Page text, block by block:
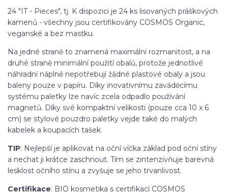
24 "IT - Pieces", tj. K dispozici je 24 ks lisovaných práškových
kamenů - všechny jsou certifikovány COSMOS Organic,
veganské a bez mastku.
Na jedné straně to znamená maximální rozmanitost, a na
druhé straně minimální použití obalů, protože jednotlivé
náhradní náplně nepotřebují žádné plastové obaly a jsou
baleny pouze v papíru. Díky inovativnímu zaváděcímu
systému paletky lze navíc zcela odpadlo používání
magnetů. Díky své kompaktní velikosti (pouze cca 10 x 6
cm) se stylové pouzdro paletky vejde také do malých
kabelek a koupacích tašek.
TIP: Nejlepší je aplikovat na oční víčka základ pod oční stíny
a nechat ji krátce zaschnout. Tím se zintenzivňuje barevná
lesklost očního stínu a zvyšuje se jeho trvanlivost.
Certifikace: BIO kosmetika s certifikací COSMOS